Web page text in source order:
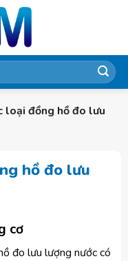
loại đồng hồ đo lưu
hồ đo lưu
cơ
đo lưu lượng nước có